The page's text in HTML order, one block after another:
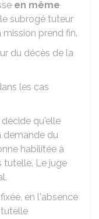
en même
subrogé tuteur
prend fin.
du décès de la
les cas
qu'elle
demande du
habilitée à
tutelle. Le juge
en l'absence